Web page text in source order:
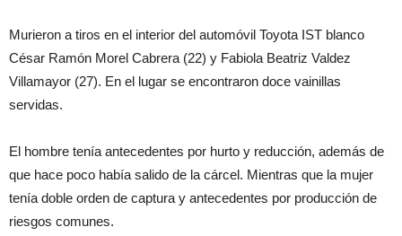
Murieron a tiros en el interior del automóvil Toyota IST blanco
César Ramón Morel Cabrera (22) y Fabiola Beatriz Valdez
Villamayor (27). En el lugar se encontraron doce vainillas
servidas.
El hombre tenía antecedentes por hurto y reducción, además de
que hace poco había salido de la cárcel. Mientras que la mujer
tenía doble orden de captura y antecedentes por producción de
riesgos comunes.